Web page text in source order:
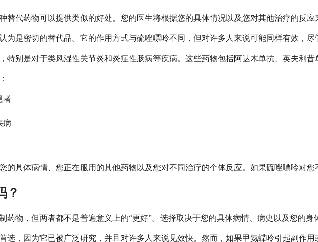
替代药物可以提供类似的好处。您的医生将根据您的具体情况以及您对其他治疗的反应
为是密切的替代品。它的作用方式与硫唑嘌呤不同，但对许多人来说可能同样有效，尽
特别是对于类风湿性关节炎和炎症性肠病等疾病。这些药物包括阿达木单抗、英夫利
者
病
的具体病情、您正在服用的其他药物以及您对不同治疗的个体反应。如果硫唑嘌呤对您
？
药物，但两者都不是普遍意义上的“更好”。选择取决于您的具体病情、病史以及您的身
选，因为它已被广泛研究，并且对许多人来说见效快。然而，如果甲氨蝶呤引起副作用